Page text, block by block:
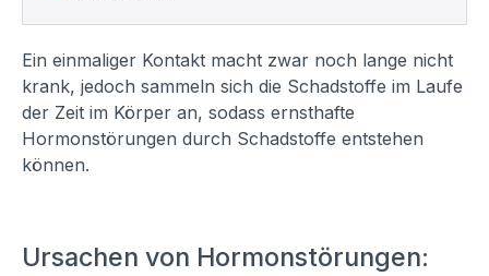
Ein einmaliger Kontakt macht zwar noch lange nicht
krank, jedoch sammeln sich die Schadstoffe im Laufe
der Zeit im Körper an, sodass ernsthafte
Hormonstörungen durch Schadstoffe entstehen
können.
Ursachen von Hormonstörungen: